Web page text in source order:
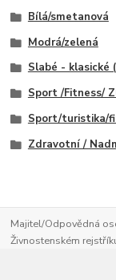
Bílá/smetanová
Modrá/zelená
Slabé - klasické
Sport /Fitness/
Sport/turistika/
Zdravotní /
Majitel/Odpovědná
Živnostenském